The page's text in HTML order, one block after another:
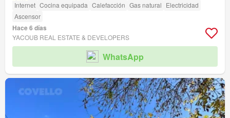
Internet Cocina equipada Calefacción Gas natural Electricidad
Ascensor
Hace 6 días
YACOUB REAL ESTATE & DEVELOPERS
WhatsApp